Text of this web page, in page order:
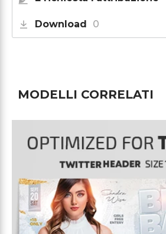
Download 0
MODELLI CORRELATI